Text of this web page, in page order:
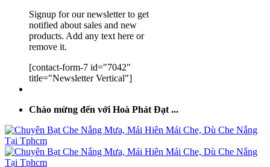
Signup for our newsletter to get
notified about sales and new
products. Add any text here or
remove it.
[contact-form-7 id="7042"
title="Newsletter Vertical"]
Chào mừng đến với Hoà Phát Đạt ...